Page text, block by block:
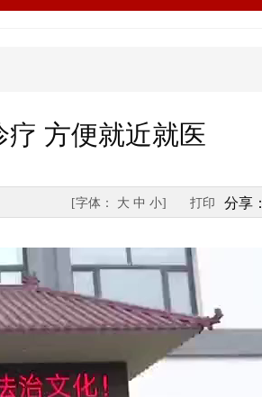
方便就近就医
分享：
[字体： 大 中 小] 打印